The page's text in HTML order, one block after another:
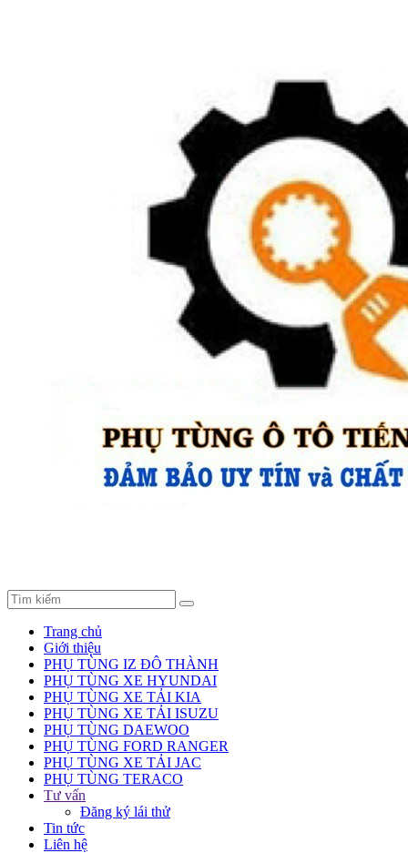
Trang chủ
Giới thiệu
PHỤ TÙNG IZ ĐÔ THÀNH
PHỤ TÙNG XE HYUNDAI
PHỤ TÙNG XE TẢI KIA
PHỤ TÙNG XE TẢI ISUZU
PHỤ TÙNG DAEWOO
PHỤ TÙNG FORD RANGER
PHỤ TÙNG XE TẢI JAC
PHỤ TÙNG TERACO
Tư vấn
Đăng ký lái thử
Tin tức
Liên hệ